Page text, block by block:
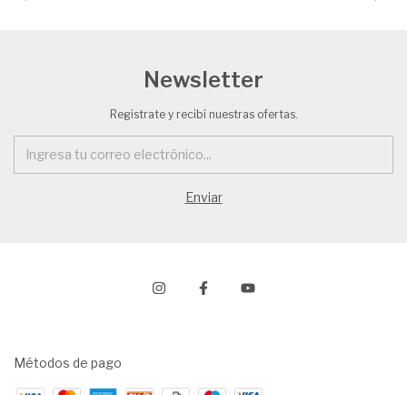
Newsletter
Registrate y recibí nuestras ofertas.
Métodos de pago